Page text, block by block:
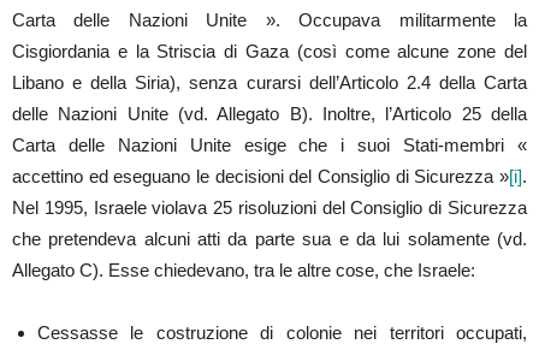
Carta delle Nazioni Unite ». Occupava militarmente la
Cisgiordania e la Striscia di Gaza (così come alcune zone del
Libano e della Siria), senza curarsi dell’Articolo 2.4 della Carta
delle Nazioni Unite (vd. Allegato B). Inoltre, l’Articolo 25 della
Carta delle Nazioni Unite esige che i suoi Stati-membri «
accettino ed eseguano le decisioni del Consiglio di Sicurezza »[i].
Nel 1995, Israele violava 25 risoluzioni del Consiglio di Sicurezza
che pretendeva alcuni atti da parte sua e da lui solamente (vd.
Allegato C). Esse chiedevano, tra le altre cose, che Israele:
Cessasse le costruzione di colonie nei territori occupati,